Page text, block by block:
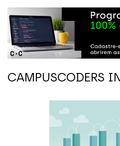
CAMPUSCODERS